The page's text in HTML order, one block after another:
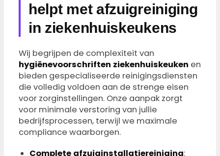
helpt met afzuigreiniging
in ziekenhuiskeukens
Wij begrijpen de complexiteit van
hygiënevoorschriften ziekenhuiskeuken en
bieden gespecialiseerde reinigingsdiensten
die volledig voldoen aan de strenge eisen
voor zorginstellingen. Onze aanpak zorgt
voor minimale verstoring van jullie
bedrijfsprocessen, terwijl we maximale
compliance waarborgen.
Complete afzuiginstallatiereiniging: